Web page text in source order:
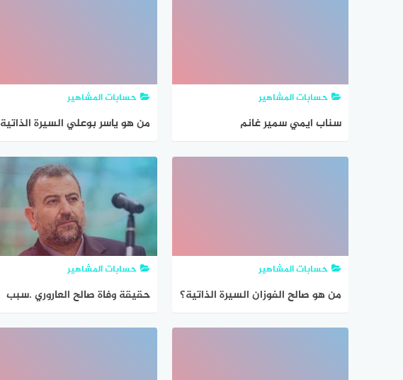
حسابات المشاهير
سناب ايمي سمير غانم
حسابات المشاهير
من هو ياسر بوعلي السيرة الذاتية
حسابات المشاهير
من هو صالح الفوزان السيرة الذاتية؟
حسابات المشاهير
حقيقة وفاة صالح العاروري .سبب